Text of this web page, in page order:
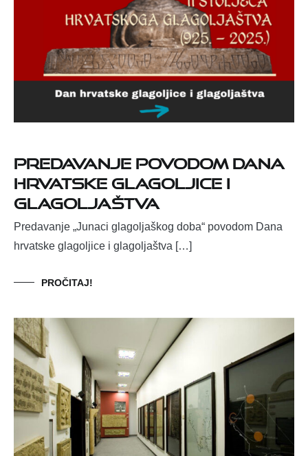
Predavanje povodom Dana
hrvatske glagoljice i
glagoljaštva
Predavanje „Junaci glagoljaškog doba“ povodom Dana
hrvatske glagoljice i glagoljaštva […]
PROČITAJ!